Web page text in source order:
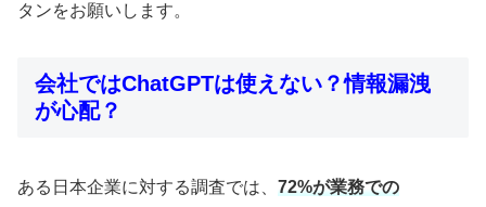
タンをお願いします。
会社ではChatGPTは使えない？情報漏洩
が心配？
ある日本企業に対する調査では、 72%が業務での